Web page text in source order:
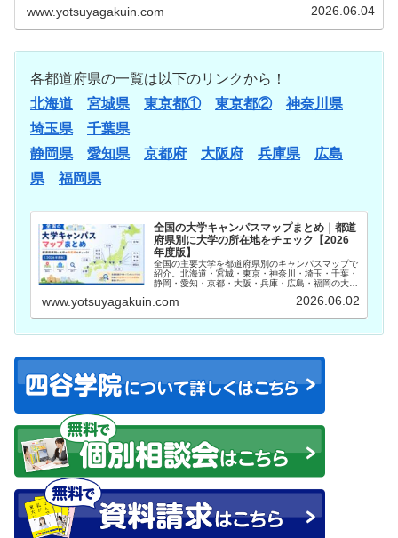
www.yotsuyagakuin.com 2026.06.04
各都道府県の一覧は以下のリンクから！
北海道
宮城県 東京都① 東京都②
神奈川県
埼玉県
千葉県
静岡県
愛知県 京都府 大阪府 兵庫県
広島
県
福岡県
全国の大学キャンパスマップまとめ｜都道
府県別に大学の所在地をチェック【2026
年度版】
全国の主要大学を都道府県別のキャンパスマップで
紹介。北海道・宮城・東京・神奈川・埼玉・千葉・
静岡・愛知・京都・大阪・兵庫・広島・福岡の大学
ンキャンパス参加前の情報収集にお役立てくださ
www.yotsuyagakuin.com 2026.06.02